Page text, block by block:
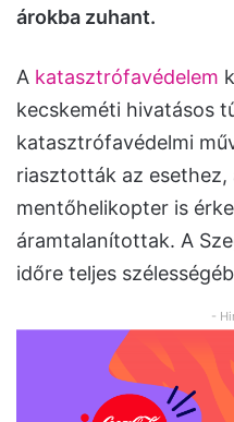
árokba zuhant.
A katasztrófavédelem
kecskeméti hivatásos
katasztrófavédelmi
riasztották az esethez,
mentőhelikopter is
áramtalanítottak. A
időre teljes
-